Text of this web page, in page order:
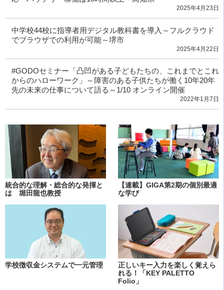
2025年4月23日
中学校44校に指導者用デジタル教科書を導入～フルクラウド
でブラウザでの利用が可能～堺市
2025年4月22日
#GODOセミナー「凸凹がある子どもたちの、これまでとこれ
からのハローワーク」～障害のある子供たちが働く10年20年
先の未来の仕事について語る～1/10 オンライン開催
2022年1月7日
統合的な理解・総合的な発揮と
は 堀田龍也教授
【連載】GIGA第2期の個別最適
な学び
学校徴収金システムで一元管理
正しいキー入力を楽しく覚えら
れる！「KEY PALETTO
Folio」